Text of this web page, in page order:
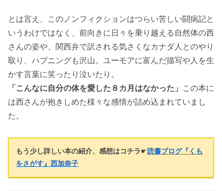
とは言え、このノンフィクションはつらい苦しい闘病記と
いうわけではなく、前向きに日々を乗り越える自然体の西
さんの姿や、関西弁で訳される気さくなカナダ人とのやり
取り、ハプニングも沢山。ユーモアに富んだ描写や人を生
かす言葉に笑ったり泣いたり。
「こんなに自分の体を愛した８カ月はなかった」
この本に
は西さんが抱きしめた様々な感情が詰め込まれていまし
た。
もう少し詳しい本の紹介、感想はコチラ☛読書ブログ『くも
をさがす』西加奈子